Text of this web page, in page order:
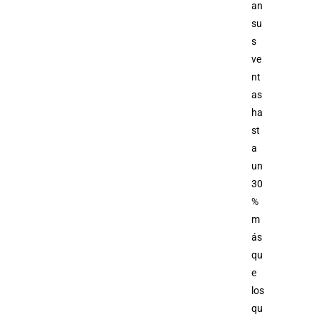
an
su
s
ve
nt
as
ha
st
a
un
30
%
m
ás
qu
e
los
qu